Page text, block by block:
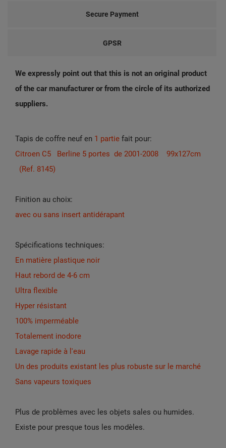
Secure Payment
GPSR
We expressly point out that this is not an original product
of the car manufacturer or from the circle of its authorized
suppliers.
Tapis de coffre neuf en 1 partie fait pour:
Citroen C5 Berline 5 portes de 2001-2008 99x127cm
(Ref. 8145)
Finition au choix:
avec ou sans insert antidérapant
Spécifications techniques:
En matière plastique noir
Haut rebord de 4-6 cm
Ultra flexible
Hyper résistant
100% imperméable
Totalement inodore
Lavage rapide à l'eau
Un des produits existant les plus robuste sur le marché
Sans vapeurs toxiques
Plus de problèmes avec les objets sales ou humides.
Existe pour presque tous les modèles.